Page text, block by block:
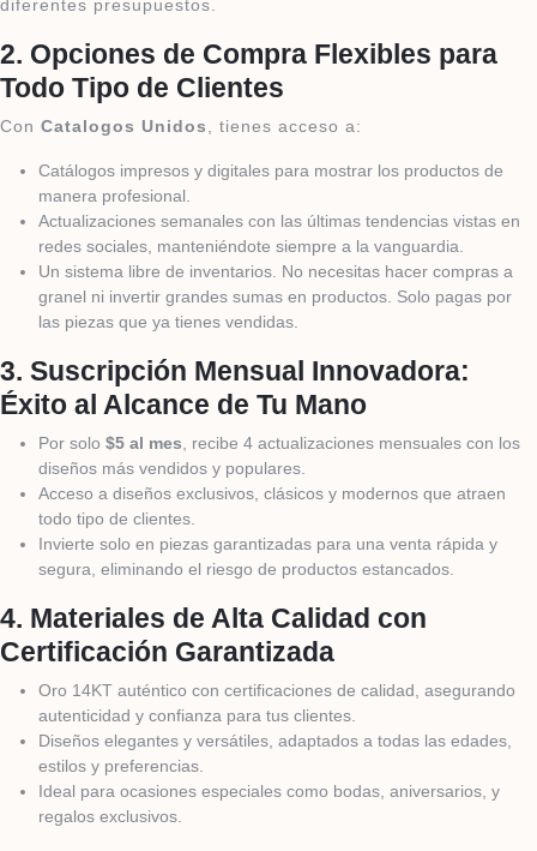
diferentes presupuestos.
2. Opciones de Compra Flexibles para
Todo Tipo de Clientes
Con Catalogos Unidos , tienes acceso a:
Catálogos impresos y digitales para mostrar los productos de
manera profesional.
Actualizaciones semanales con las últimas tendencias vistas en
redes sociales, manteniéndote siempre a la vanguardia.
Un sistema libre de inventarios. No necesitas hacer compras a
granel ni invertir grandes sumas en productos. Solo pagas por
las piezas que ya tienes vendidas.
3. Suscripción Mensual Innovadora:
Éxito al Alcance de Tu Mano
Por solo $5 al mes , recibe 4 actualizaciones mensuales con los
diseños más vendidos y populares.
Acceso a diseños exclusivos, clásicos y modernos que atraen
todo tipo de clientes.
Invierte solo en piezas garantizadas para una venta rápida y
segura, eliminando el riesgo de productos estancados.
4. Materiales de Alta Calidad con
Certificación Garantizada
Oro 14KT auténtico con certificaciones de calidad, asegurando
autenticidad y confianza para tus clientes.
Diseños elegantes y versátiles, adaptados a todas las edades,
estilos y preferencias.
Ideal para ocasiones especiales como bodas, aniversarios, y
regalos exclusivos.